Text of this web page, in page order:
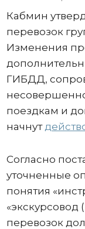
Кабмин
перевозок
Изменения
ГИБДД,
поездкам и
начнут
Согласно
уточненные
понятия
«экскурсовод
перевозок